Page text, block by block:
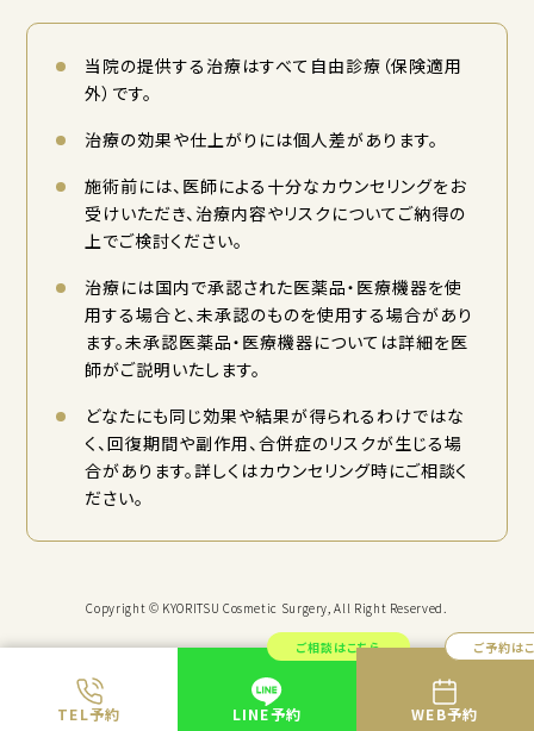
TEL予約
ご相談はこちら
LINE予約
ご予約は
WEB予約
当院の提供する治療はすべて自由診療（保険適用
外）です。
治療の効果や仕上がりには個人差があります。
施術前には、医師による十分なカウンセリングをお
受けいただき、治療内容やリスクについてご納得の
上でご検討ください。
治療には国内で承認された医薬品・医療機器を使
用する場合と、未承認のものを使用する場合があり
ます。未承認医薬品・医療機器については詳細を医
師がご説明いたします。
どなたにも同じ効果や結果が得られるわけではな
く、回復期間や副作用、合併症のリスクが生じる場
合があります。詳しくはカウンセリング時にご相談く
ださい。
Copyright © KYORITSU Cosmetic Surgery, All Right Reserved.